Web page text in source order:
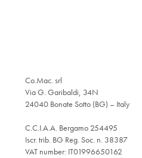
Co.Mac. srl
Via G. Garibaldi, 34N
24040 Bonate Sotto (BG) – Italy
C.C.I.A.A. Bergamo 254495
Iscr. trib. BG Reg. Soc. n. 38387
VAT number: IT01996650162